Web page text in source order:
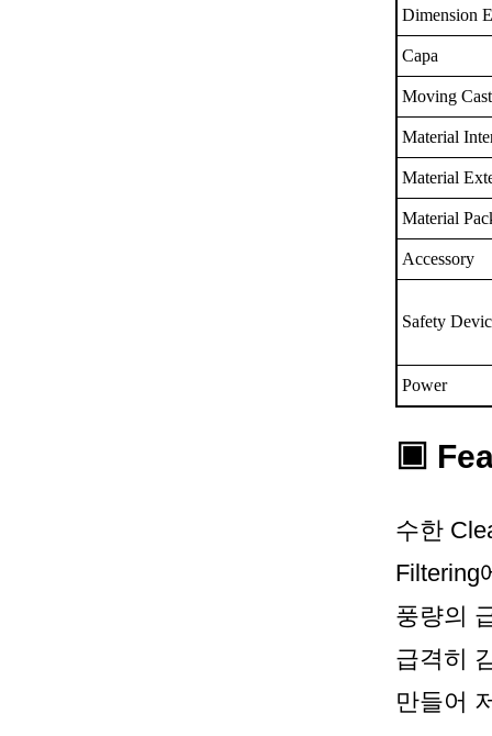
Dimension
Capa
Moving
Material
Material
Material
Accessory
Safety
Power
▣
수한
Filtering
풍량의
급격히
만들어